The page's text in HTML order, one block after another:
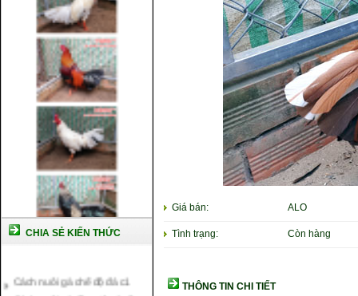
CHIA SẺ KIẾN THỨC
Cách nuôi gà đông tảo thuần
chủng
Giá bán: ALO
Tình trạng: Còn hàng
THÔNG TIN CHI TIẾT